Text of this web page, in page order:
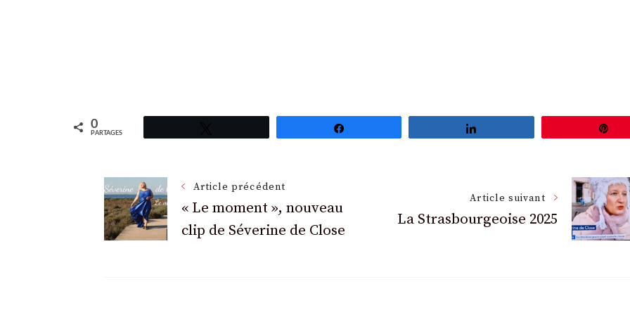
0
PARTAGES
Navigation
des
Article précédent
« Le moment », nouveau
clip de Séverine de Close
Article suivant
La Strasbourgeoise 2025